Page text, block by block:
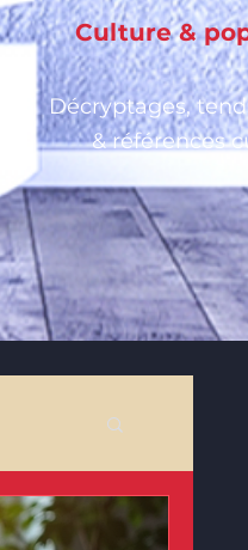
Culture &
Décryptages,
& références